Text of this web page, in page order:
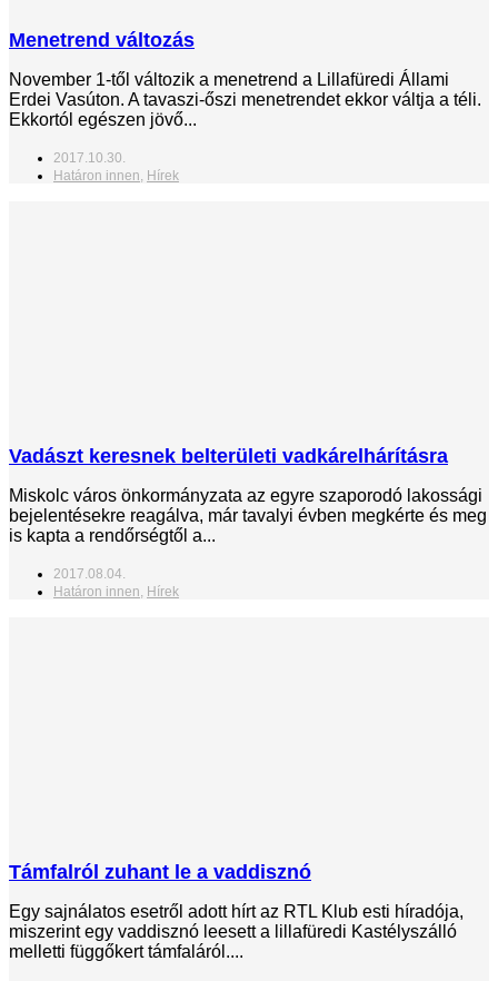
Menetrend változás
November 1-től változik a menetrend a Lillafüredi Állami
Erdei Vasúton. A tavaszi-őszi menetrendet ekkor váltja a téli.
Ekkortól egészen jövő...
2017.10.30.
Határon innen, Hírek
Vadászt keresnek belterületi vadkárelhárításra
Miskolc város önkormányzata az egyre szaporodó lakossági
bejelentésekre reagálva, már tavalyi évben megkérte és meg
is kapta a rendőrségtől a...
2017.08.04.
Határon innen, Hírek
Támfalról zuhant le a vaddisznó
Egy sajnálatos esetről adott hírt az RTL Klub esti híradója,
miszerint egy vaddisznó leesett a lillafüredi Kastélyszálló
melletti függőkert támfaláról....